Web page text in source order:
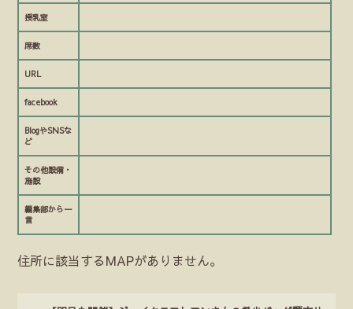
授乳室
席数
URL
facebook
BlogやSNSな
ど
その他設備・
施設
編集部から一
言
住所に該当するMAPがありません。